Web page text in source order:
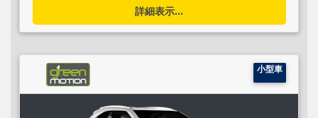
詳細表示...
小型車